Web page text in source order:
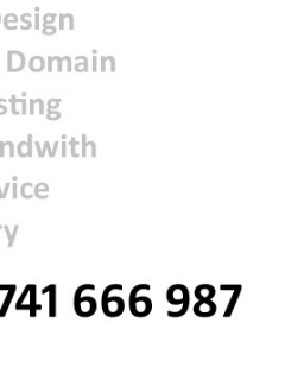
বরণে প্রস্তুত চট্টগ্রাম,
উজ্জীবিত
সংবাদ সম্মেলনে শেখ হাসিনার
বক্তব্যে ভারতের সমর্থন নেই: